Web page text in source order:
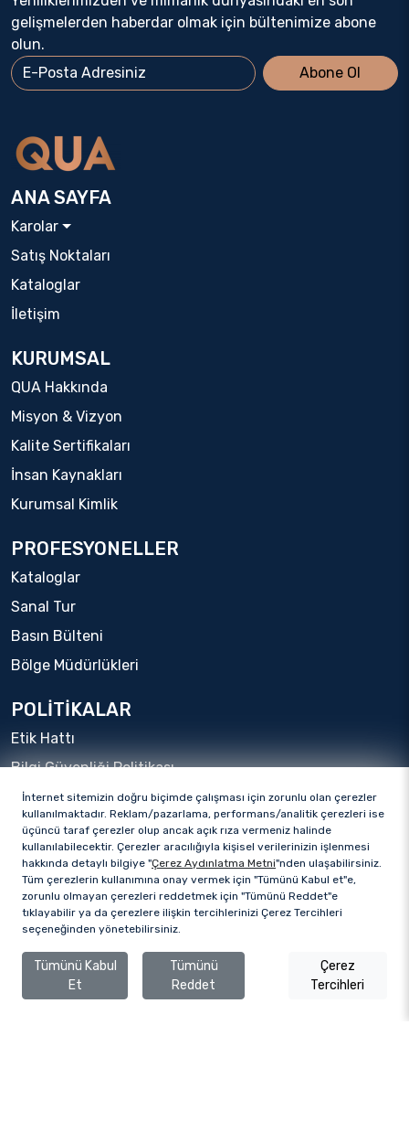
gelişmelerden haberdar olmak için bültenimize abone
olun.
Abone Ol
ANA SAYFA
Karolar
Satış Noktaları
Kataloglar
İletişim
KURUMSAL
QUA Hakkında
Misyon & Vizyon
Kalite Sertifikaları
İnsan Kaynakları
Kurumsal Kimlik
PROFESYONELLER
Kataloglar
Sanal Tur
Basın Bülteni
Bölge Müdürlükleri
POLİTİKALAR
Etik Hattı
Bilgi Güvenliği Politikası
Kişisel Verilerin İşlenmesi ve Korunması Politikası
Gizlilik Politikası
Veri Sahibi Başvuru Formu
Çerez Aydınlatma Metni
Bilgi Toplumu Hizmetleri
İnternet sitemizin doğru biçimde çalışması için zorunlu olan çerezler
kullanılmaktadır. Reklam/pazarlama, performans/analitik çerezleri ise
üçüncü taraf çerezler olup ancak açık rıza vermeniz halinde
kullanılabilecektir. Çerezler aracılığıyla kişisel verilerinizin işlenmesi
hakkında detaylı bilgiye "Çerez Aydınlatma Metni"nden ulaşabilirsiniz.
Tüm çerezlerin kullanımına onay vermek için "Tümünü Kabul et"e,
zorunlu olmayan çerezleri reddetmek için "Tümünü Reddet"e
tıklayabilir ya da çerezlere ilişkin tercihlerinizi Çerez Tercihleri
seçeneğinden yönetebilirsiniz.
Tümünü Kabul
Et
Tümünü
Reddet
Çerez
Tercihleri